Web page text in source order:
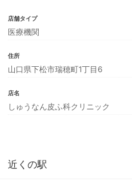
店舗タイプ
医療機関
住所
山口県下松市瑞穂町1丁目6
店名
しゅうなん皮ふ科クリニック
近くの駅